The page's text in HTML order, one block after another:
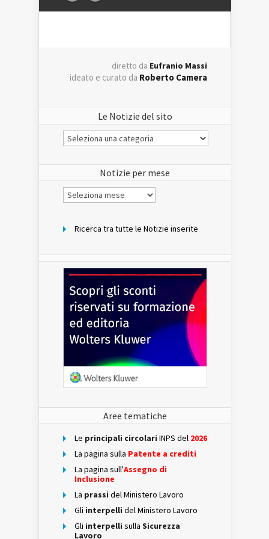
diretto da Eufranio Massi
ideato e curato da Roberto Camera
Le Notizie del sito
Le
Notizie
Notizie per mese
Notizie
per
Ricerca tra tutte le Notizie inserite
Aree tematiche
Le principali circolari INPS del 2026
La pagina sulla Patente a crediti
La pagina sull'Assegno di
Inclusione
La prassi del Ministero Lavoro
Gli interpelli del Ministero Lavoro
Gli interpelli sulla Sicurezza
Lavoro